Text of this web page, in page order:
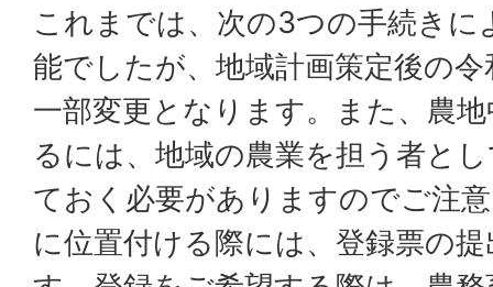
これまでは、次の3つの手続きに
能でしたが、地域計画策定後の
一部変更となります。また、農
るには、地域の農業を担う者と
ておく必要がありますのでご注
に位置付ける際には、登録票の